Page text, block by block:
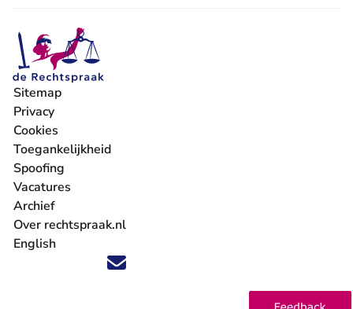
Volg ons op X (Twitter) - U verlaat Rechtspraak.nl
Volg ons op Facebook - U verlaat Rechtspraak.nl
Volg ons op Instagram - U verlaat Rechtspraak.nl
Volg ons op Youtube - U verlaat Rechtspraak.nl
Volg ons op LinkedIn - U verlaat
'Blijf op de hoogte' nieuwsbrief - U verlaat
Sitemap
Privacy
Cookies
Toegankelijkheid
Spoofing
Vacatures
- U verlaat Rechtspraak.nl
Archief
Over rechtspraak.nl
English